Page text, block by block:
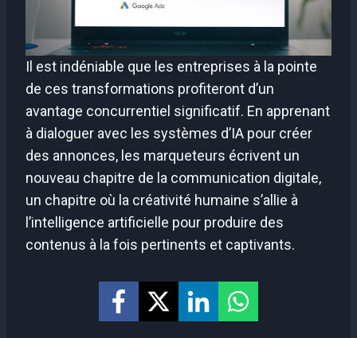
Il est indéniable que les entreprises à la pointe
de ces transformations profiteront d’un
avantage concurrentiel significatif. En apprenant
à dialoguer avec les systèmes d’IA pour créer
des annonces, les marqueteurs écrivent un
nouveau chapitre de la communication digitale,
un chapitre où la créativité humaine s’allie à
l’intelligence artificielle pour produire des
contenus à la fois pertinents et captivants.